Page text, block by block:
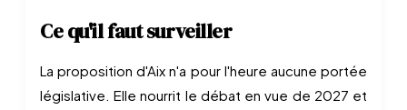
Ce qu'il faut surveiller
La proposition d'Aix n'a pour l'heure aucune portée
législative. Elle nourrit le débat en vue de 2027 et